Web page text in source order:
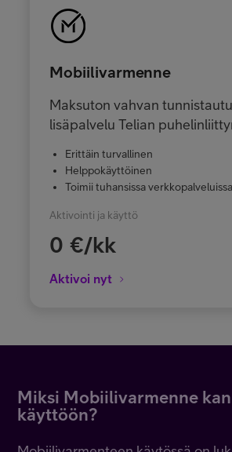
Mobiilivarmenne
Maksuton vahvan
lisäpalvelu Telian
Erittäin turvallinen
Helppokäyttöinen
Toimii tuhansissa verkkopalveluissa
Aktivointi ja käyttö
0 €/kk
Aktivoi nyt
Miksi Mobiilivarmenne
käyttöön?